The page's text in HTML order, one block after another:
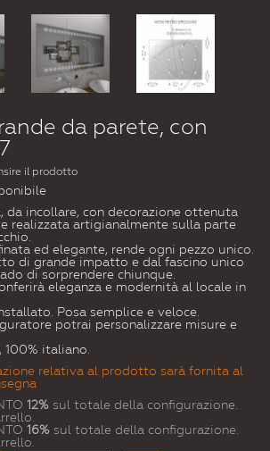
da parete, con
il prodotto
da incollare, con decorazione ottenuta
realizzata artigianalmente sulla parte
ed elegante, rende ogni pezzo unico.
di grande impatto e dal fascino unico
di sorprendere chiunque.
eleganza e modernità al locale in
Posa semplice e veloce.
potrai personalizzare misure e
100% italiano.
relativa al prodotto sarà fornita al
12% sul totale della configurazione.
16% sul totale della configurazione.